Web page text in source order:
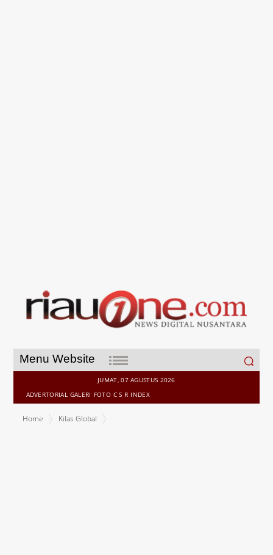
Menu Website
Search
for:
JUMAT, 07 AGUSTUS 2026
ADVERTORIAL GALERI FOTO C S R INDEX
Home
Kilas Global